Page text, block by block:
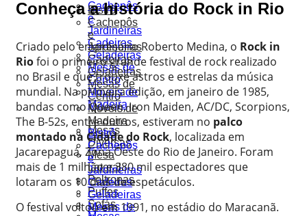
Cachepôs
e
Jardineiras
Cadeiras
Geladeiras
Mesas de
Centro
Móveis de
Madeira
Mesas
Diversas
Mesa
Lateral
Poltronas
Puffes
Sofás
Bistrô
Cachepôs
e
Jardineiras
Cadeiras
Geladeiras
Mesas de
Centro
Móveis de
Madeira
Bistrô
Cachepôs
e
Jardineiras
Cadeiras
Geladeiras
Mesas de
Conheça a história do Rock in Rio
Criado pelo empresário Roberto Medina, o Rock in
Riofoi o primeiro grande festival de rock realizado
no Brasil e que trouxe astros e estrelas da música
mundial. Na primeira edição, em janeiro de 1985,
bandas como Queen, Iron Maiden, AC/DC, Scorpions,
The B-52s, entre outros, estiveram no palco
montado na Cidade do Rock, localizada em
Jacarepaguá, Zona Oeste do Rio de Janeiro. Foram
mais de 1 milhão e 380 mil espectadores que
lotaram os 10 dias de espetáculos.
O festival voltou em 1991, no estádio do Maracanã.